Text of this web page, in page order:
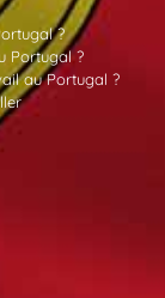
?
Portugal ?
au Portugal ?